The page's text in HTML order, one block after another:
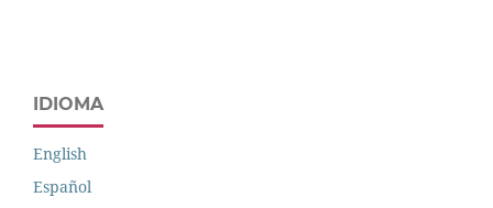
IDIOMA
English
Español